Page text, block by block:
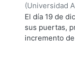
(Universidad
de Servicios
El día 19 de
sus puertas,
incremento